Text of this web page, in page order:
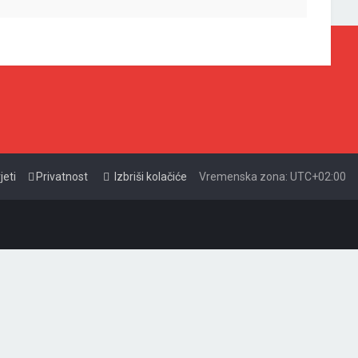
Vremenska zona: UTC+02:00
Izbriši kolačiće
Privatnost